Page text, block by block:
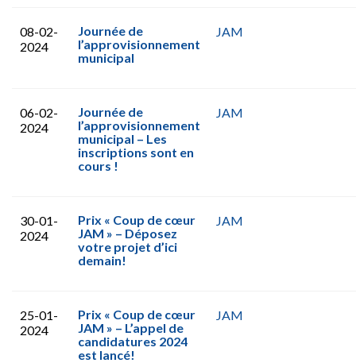
08-02-
2024
Journée de
l’approvisionnement
municipal
JAM
06-02-
2024
Journée de
l’approvisionnement
municipal – Les
inscriptions sont en
cours !
JAM
30-01-
2024
Prix « Coup de cœur
JAM » – Déposez
votre projet d’ici
demain!
JAM
25-01-
2024
Prix « Coup de cœur
JAM » – L’appel de
candidatures 2024
est lancé!
JAM